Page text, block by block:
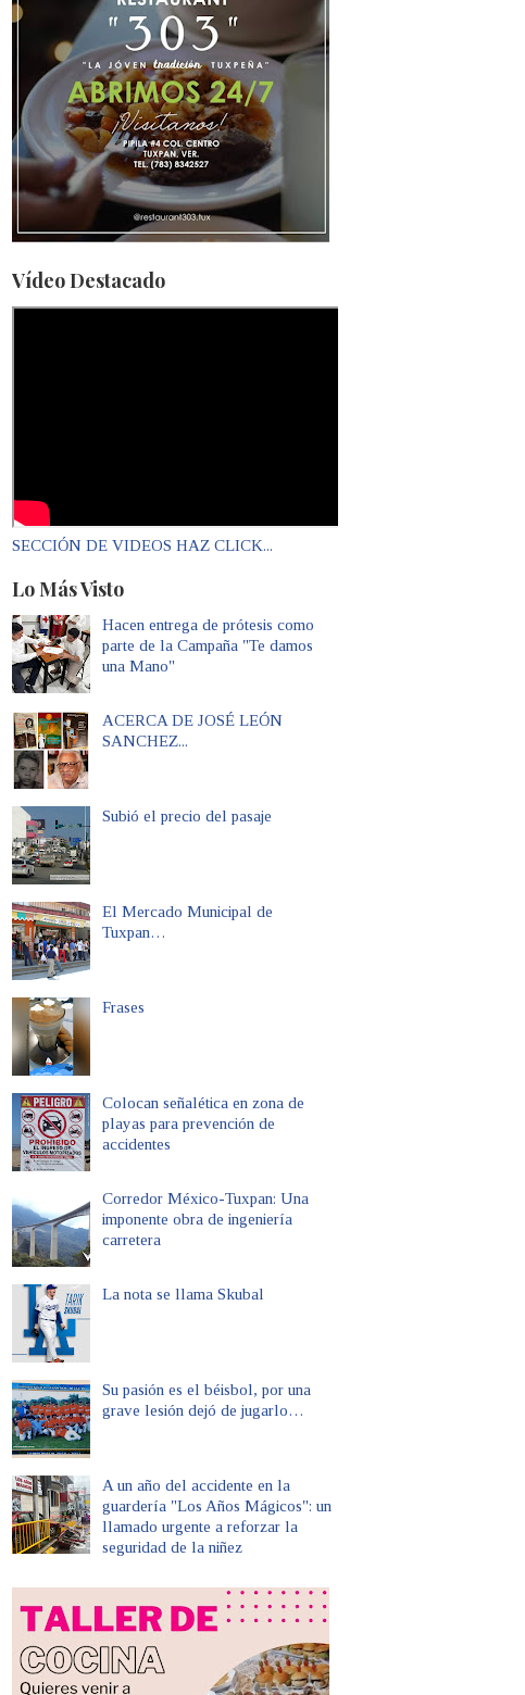
Vídeo Destacado
SECCIÓN DE VIDEOS HAZ CLICK...
Lo Más Visto
Hacen entrega de prótesis como
parte de la Campaña "Te damos
una Mano"
ACERCA DE JOSÉ LEÓN
SANCHEZ...
Subió el precio del pasaje
El Mercado Municipal de
Tuxpan…
Frases
Colocan señalética en zona de
playas para prevención de
accidentes
Corredor México-Tuxpan: Una
imponente obra de ingeniería
carretera
La nota se llama Skubal
Su pasión es el béisbol, por una
grave lesión dejó de jugarlo…
A un año del accidente en la
guardería "Los Años Mágicos": un
llamado urgente a reforzar la
seguridad de la niñez